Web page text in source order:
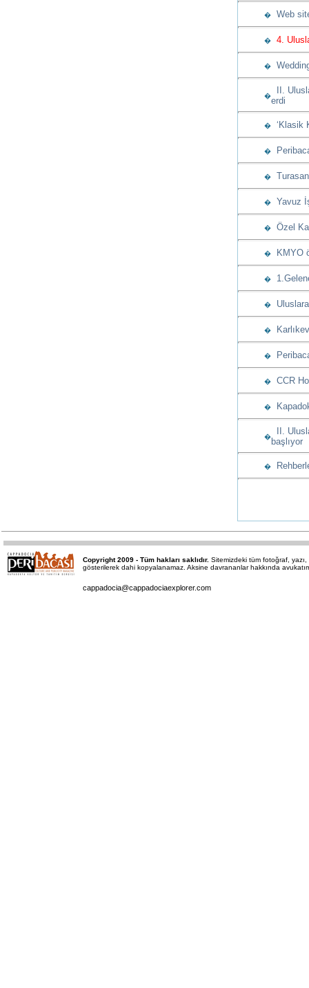
� Web
� 4.
�
�
II.
erdi
� ‘Klasik
�
�
� Yavuz
� Özel
� KMYO
�
�
�
�
� CCR
�
�
II.
başlıyor
�
Copyright 2009 - Tüm hakları saklıdır. Sitemizdeki tüm fotoğraf,
gösterilerek dahi kopyalanamaz. Aksine davrananlar hakkında
cappadocia@cappadociaexplorer.com